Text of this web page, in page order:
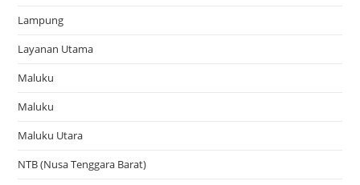
Lampung
Layanan Utama
Maluku
Maluku
Maluku Utara
NTB (Nusa Tenggara Barat)